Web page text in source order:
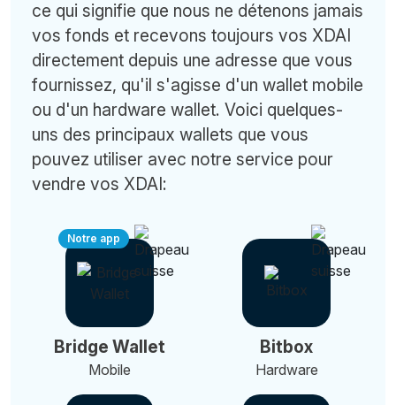
ce qui signifie que nous ne détenons jamais
vos fonds et recevons toujours vos XDAI
directement depuis une adresse que vous
fournissez, qu'il s'agisse d'un wallet mobile
ou d'un hardware wallet. Voici quelques-
uns des principaux wallets que vous
pouvez utiliser avec notre service pour
vendre vos XDAI:
Notre app
Bridge Wallet
Mobile
Bitbox
Hardware